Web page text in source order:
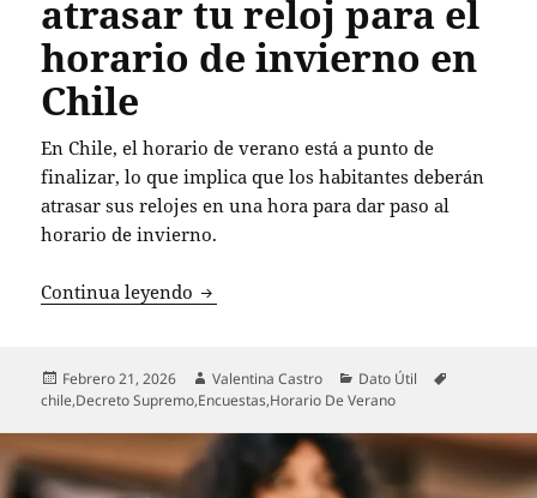
atrasar tu reloj para el
horario de invierno en
Chile
En Chile, el horario de verano está a punto de
finalizar, lo que implica que los habitantes deberán
atrasar sus relojes en una hora para dar paso al
horario de invierno.
Continua leyendo Cambio de hora: Conoce cuándo
Publicado
el
Febrero 21, 2026 Autor
Valentina Castro Categorías
Dato Útil
chile,Decreto Supremo,Encuestas,Horario De Verano